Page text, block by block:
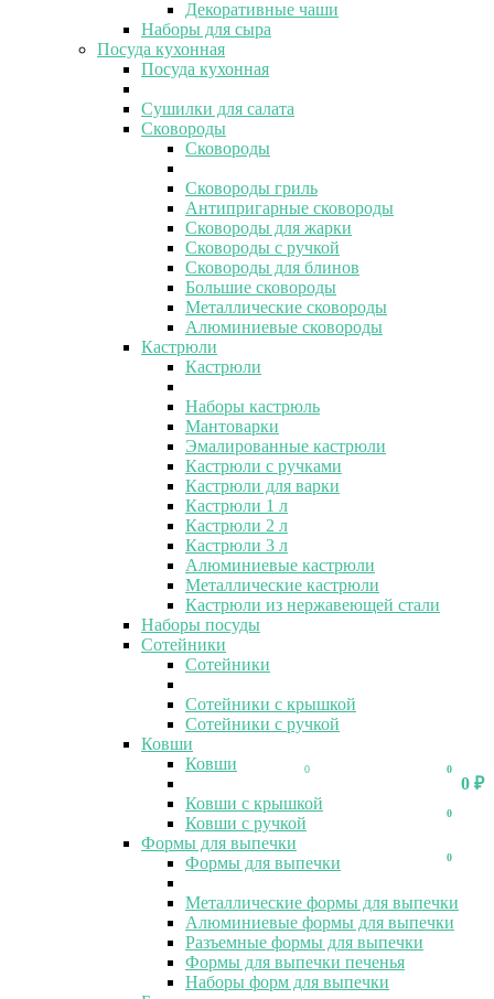
0
0 ₽
0
0
0
Декоративные чаши
Наборы для сыра
Посуда кухонная
Посуда кухонная
Сушилки для салата
Сковороды
Сковороды
Сковороды гриль
Антипригарные сковороды
Сковороды для жарки
Сковороды с ручкой
Сковороды для блинов
Большие сковороды
Металлические сковороды
Алюминиевые сковороды
Кастрюли
Кастрюли
Наборы кастрюль
Мантоварки
Эмалированные кастрюли
Кастрюли с ручками
Кастрюли для варки
Кастрюли 1 л
Кастрюли 2 л
Кастрюли 3 л
Алюминиевые кастрюли
Металлические кастрюли
Кастрюли из нержавеющей стали
Наборы посуды
Сотейники
Сотейники
Сотейники с крышкой
Сотейники с ручкой
Ковши
Ковши
Ковши с крышкой
Ковши с ручкой
Формы для выпечки
Формы для выпечки
Металлические формы для выпечки
Алюминиевые формы для выпечки
Разъемные формы для выпечки
Формы для выпечки печенья
Наборы форм для выпечки